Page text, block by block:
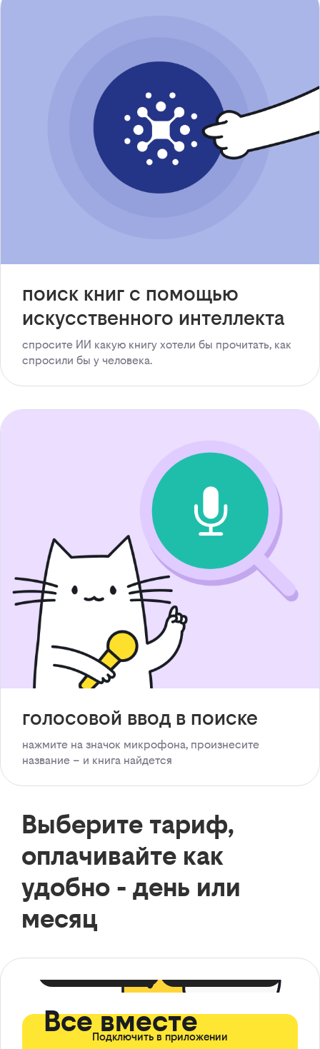
поиск книг с помощью
искусственного интеллекта
спросите ИИ какую книгу хотели бы прочитать, как
спросили бы у человека.
голосовой ввод в поиске
нажмите на значок микрофона, произнесите
название – и книга найдется
Выберите тариф,
оплачивайте как
удобно - день или
месяц
Все вместе
Подключить в приложении